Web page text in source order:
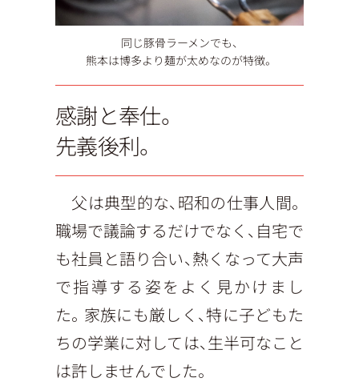
同じ豚骨ラーメンでも、
熊本は博多より麺が太めなのが特徴。
感謝と奉仕。
先義後利。
父は典型的な、昭和の仕事人間。
職場で議論するだけでなく、自宅で
も社員と語り合い、熱くなって大声
で指導する姿をよく見かけまし
た。家族にも厳しく、特に子どもた
ちの学業に対しては、生半可なこと
は許しませんでした。